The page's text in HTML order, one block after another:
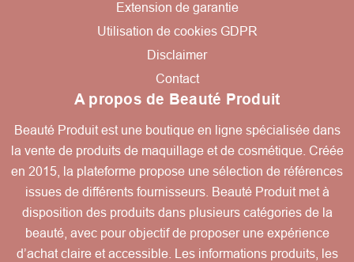
Extension de garantie
Utilisation de cookies GDPR
Disclaimer
Contact
A propos de Beauté Produit
Beauté Produit est une boutique en ligne spécialisée dans
la vente de produits de maquillage et de cosmétique. Créée
en 2015, la plateforme propose une sélection de références
issues de différents fournisseurs. Beauté Produit met à
disposition des produits dans plusieurs catégories de la
beauté, avec pour objectif de proposer une expérience
d’achat claire et accessible. Les informations produits, les